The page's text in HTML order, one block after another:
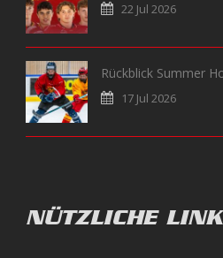
22 Jul 2026
Rückblick Summer
17 Jul 2026
NÜTZLICHE